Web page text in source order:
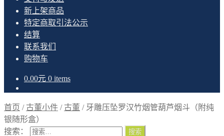
新上架商品
特定商取引法公示
结算
联系我们
购物车
0.00元 0 items
首页 / 古董小件 / 古董 / 牙雕压坠罗汉竹烟管葫芦烟斗（附纯
银随形盒）
搜索：